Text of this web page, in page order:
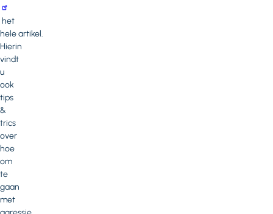
het
hele artikel.
Hierin
vindt
u
ook
tips
&
trics
over
hoe
om
te
gaan
met